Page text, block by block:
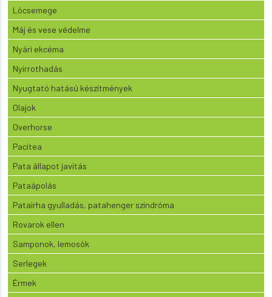
Lócsemege
Máj és vese védelme
Nyári ekcéma
Nyírrothadás
Nyugtató hatású készítmények
Olajok
Overhorse
Pacitea
Pata állapot javítás
Pataápolás
Patairha gyulladás, patahenger szindróma
Rovarok ellen
Samponok, lemosók
Serlegek
Érmek